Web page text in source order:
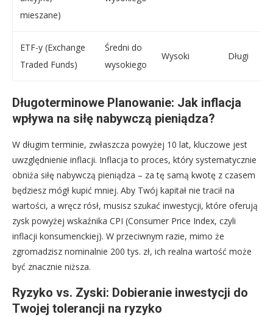
mieszane)
ETF-y (Exchange
Traded Funds)
Średni do
wysokiego
Wysoki Długi
Długoterminowe Planowanie: Jak inflacja
wpływa na siłę nabywczą pieniądza?
W długim terminie, zwłaszcza powyżej 10 lat, kluczowe jest
uwzględnienie inflacji. Inflacja to proces, który systematycznie
obniża siłę nabywczą pieniądza – za tę samą kwotę z czasem
będziesz mógł kupić mniej. Aby Twój kapitał nie tracił na
wartości, a wręcz rósł, musisz szukać inwestycji, które oferują
zysk powyżej wskaźnika CPI (Consumer Price Index, czyli
inflacji konsumenckiej). W przeciwnym razie, mimo że
zgromadzisz nominalnie 200 tys. zł, ich realna wartość może
być znacznie niższa.
Ryzyko vs. Zyski: Dobieranie inwestycji do
Twojej tolerancji na ryzyko